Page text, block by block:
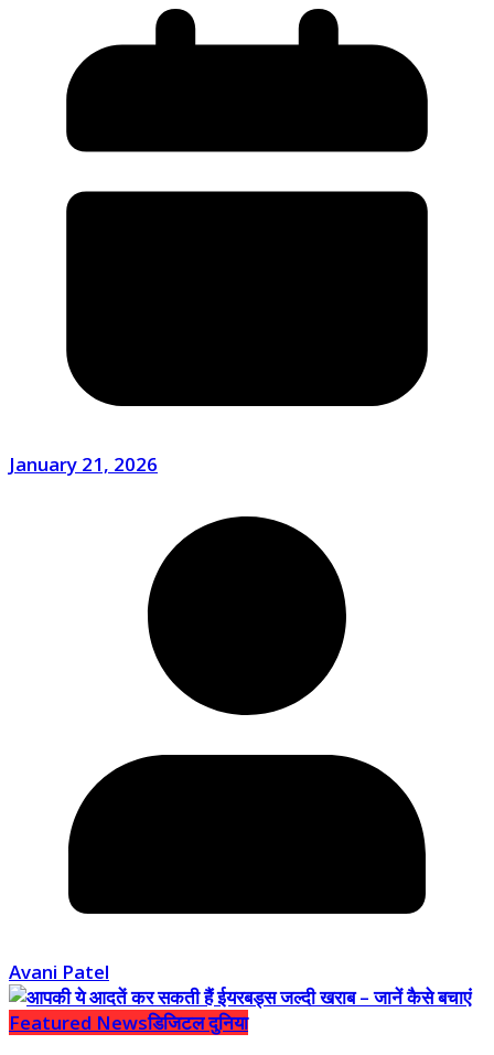
January 21, 2026
Avani Patel
Featured Newsडिजिटल दुनिया